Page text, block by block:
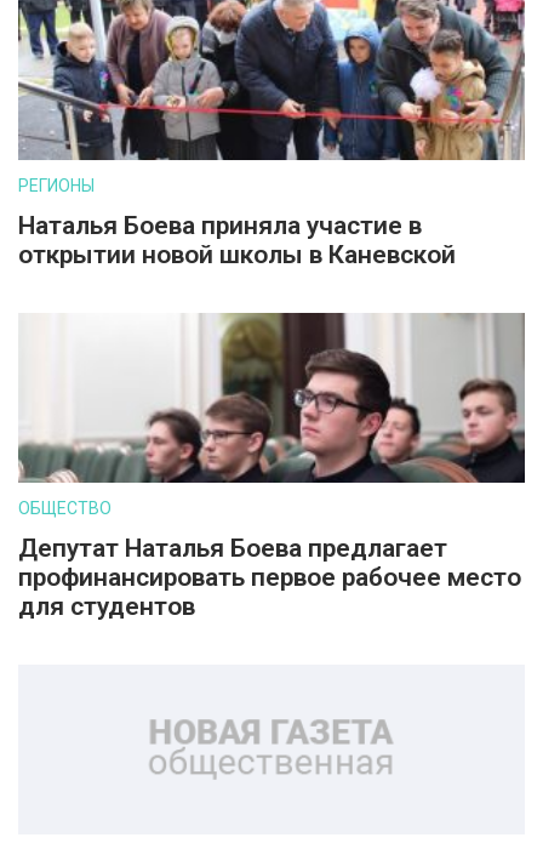
РЕГИОНЫ
Наталья Боева приняла участие в
открытии новой школы в Каневской
ОБЩЕСТВО
Депутат Наталья Боева предлагает
профинансировать первое рабочее место
для студентов